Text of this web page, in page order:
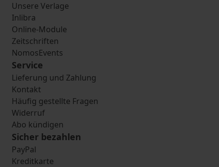
Unsere Verlage
Inlibra
Online-Module
Zeitschriften
NomosEvents
Service
Lieferung und Zahlung
Kontakt
Häufig gestellte Fragen
Widerruf
Abo kündigen
Sicher bezahlen
PayPal
Kreditkarte